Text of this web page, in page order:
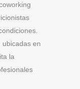
ubicadas en
la